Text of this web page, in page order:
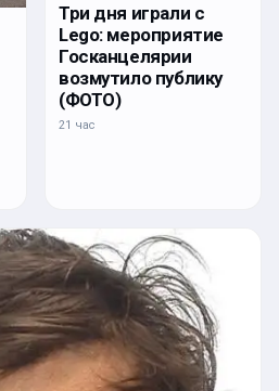
Три дня играли с
Lego: мероприятие
Госканцелярии
возмутило публику
(ФОТО)
21 час